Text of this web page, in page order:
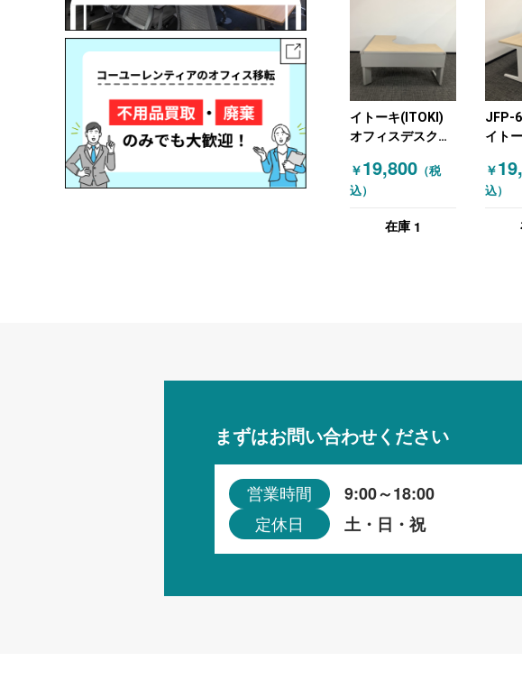
イトーキ(ITOKI)
オフィスデスクそ
ク グレー 木目
（ナチュラル）
￥19,800 （税
込）
在庫 1
JFP-
イト
机・
イト
￥
込）
まずはお問い合わせください
営業時間 9:00～18:00
定休日 土・日・祝